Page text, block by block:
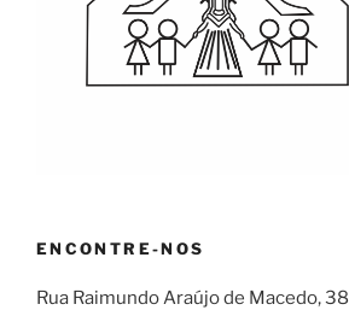
ENCONTRE-NOS
Rua Raimundo Araújo de Macedo, 38